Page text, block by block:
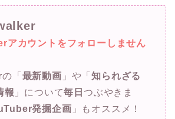
アカウントをフォローしません
の「 最新動画 」や「知られざる
報 」について毎日つぶやきま
発掘企画 」もオススメ！